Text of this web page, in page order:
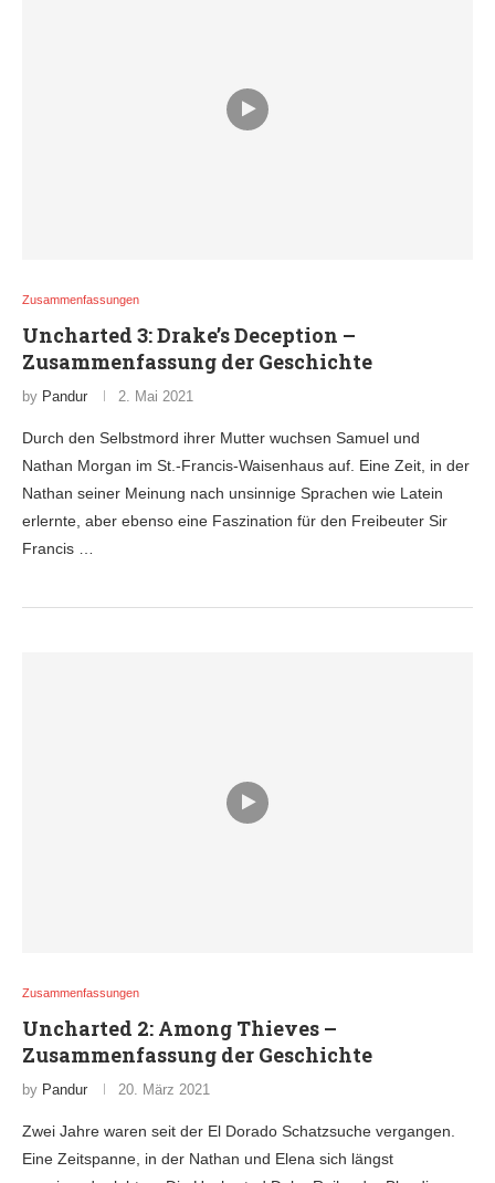
Zusammenfassungen
Uncharted 3: Drake’s Deception –
Zusammenfassung der Geschichte
by Pandur 2. Mai 2021
Durch den Selbstmord ihrer Mutter wuchsen Samuel und
Nathan Morgan im St.-Francis-Waisenhaus auf. Eine Zeit, in der
Nathan seiner Meinung nach unsinnige Sprachen wie Latein
erlernte, aber ebenso eine Faszination für den Freibeuter Sir
Francis …
Zusammenfassungen
Uncharted 2: Among Thieves –
Zusammenfassung der Geschichte
by Pandur 20. März 2021
Zwei Jahre waren seit der El Dorado Schatzsuche vergangen.
Eine Zeitspanne, in der Nathan und Elena sich längst